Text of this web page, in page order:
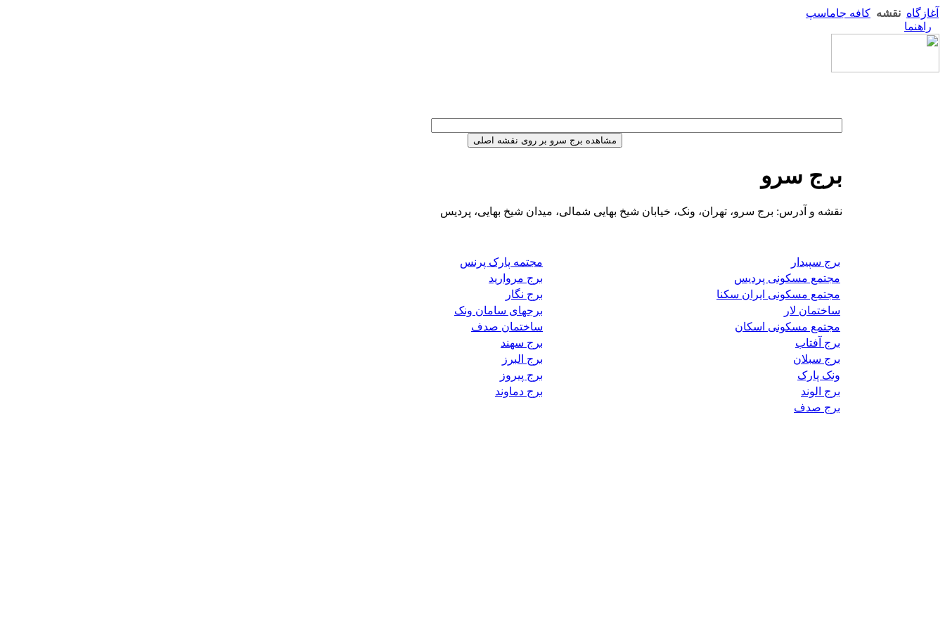
آغازگاه نقشه کافه جاماسپ
راهنما
برج سرو
نقشه و آدرس: برج سرو، تهران، ونک، خیابان شیخ بهایی شمالی، میدان شیخ بهایی، پردیس
برج سپیدار
مجتمه پارک پرنس
مجتمع مسکونی پردیس
برج مروارید
مجتمع مسکونی ایران سکنا
برج نگار
ساختمان لار
برجهای سامان ونک
مجتمع مسکونی اسکان
ساختمان صدف
برج آفتاب
برج سهند
برج سبلان
برج البرز
ونک پارک
برج پیروز
برج الوند
برج دماوند
برج صدف